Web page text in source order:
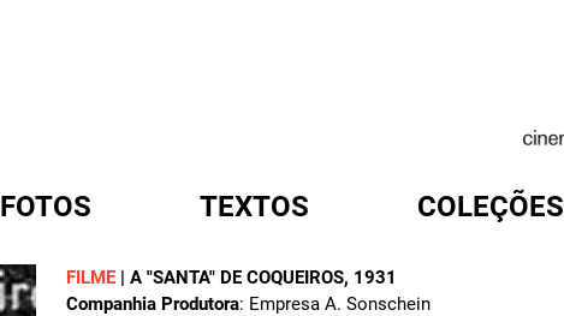
FOTOS TEXTOS COLEÇÕES
FILME | A "SANTA" DE COQUEIROS, 1931
Companhia Produtora: Empresa A. Sonschein